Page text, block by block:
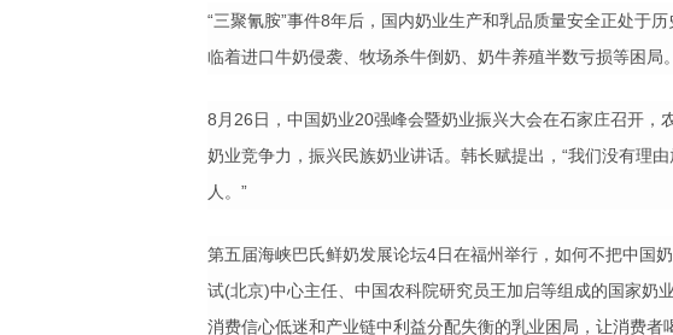
“三聚氰胺”事件8年后，国内奶业生产和乳品质量安全正处于
临着进口牛奶侵袭、牧场杀牛倒奶、奶牛养殖半数亏损等困局。
8 月 26日，中国奶业20强峰会暨奶业振兴大会在石家庄召开，
奶业竞争力，振兴民族奶业讲话。韩长赋提出， “我们没有理
人。 ”
第五届海峡巴氏鲜奶发展论坛4日在福州举行，如何不把中国
试(北京)中心主任、中国农科院研究员王加启等组成的国家奶
消费信心低迷和产业链中利益分配失衡的乳业困局，让消费者